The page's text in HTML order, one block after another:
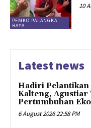
PEMKO PALANGKA
RAYA
10
Latest news
Hadiri Pelantikan
Kalteng, Agustiar
Pertumbuhan
6 August 2026 22:58 PM